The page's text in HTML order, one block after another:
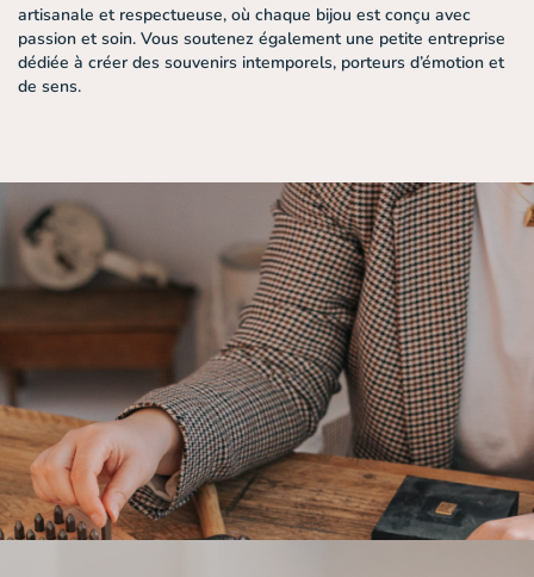
artisanale et respectueuse, où chaque bijou est conçu avec
passion et soin. Vous soutenez également une petite entreprise
dédiée à créer des souvenirs intemporels, porteurs d’émotion et
de sens.